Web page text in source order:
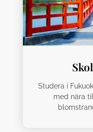
Studera i
med nära